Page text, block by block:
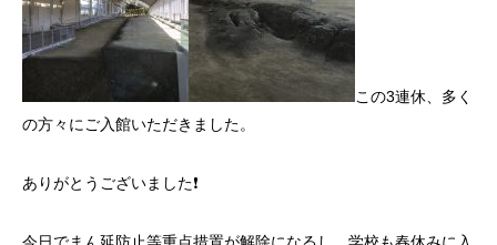
この3連休、多く
の方々にご入館いただきました。
ありがとうございました❗️